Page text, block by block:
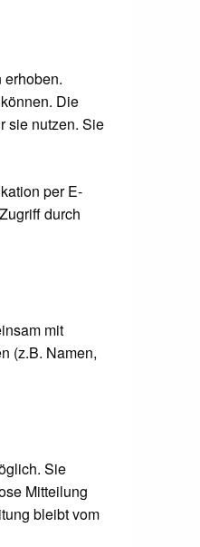
Die
sie nutzen. Sie
per E-
durch
mit
(z.B. Namen,
Sie
Mitteilung
bleibt vom